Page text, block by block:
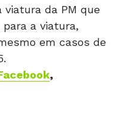
da PM que
a viatura,
em casos de
,